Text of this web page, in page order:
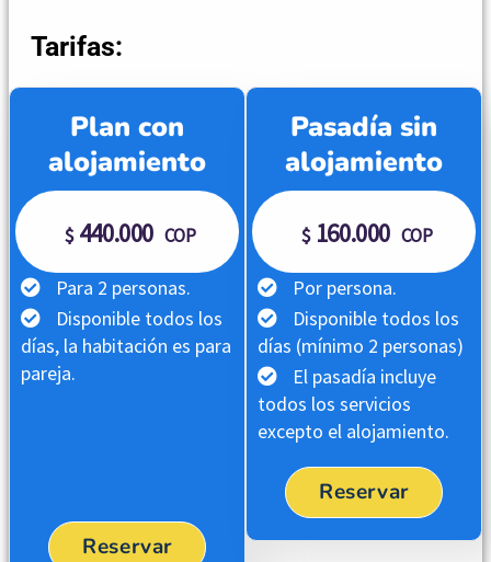
Tarifas:
Plan con
alojamiento
$ 440.000 COP
Para 2 personas.
Disponible todos los
días, la habitación es para
pareja.
Reservar
Pasadía sin
alojamiento
$ 160.000 COP
Por persona.
Disponible todos los
días (mínimo 2 personas)
El pasadía incluye
todos los servicios
excepto el alojamiento.
Reservar